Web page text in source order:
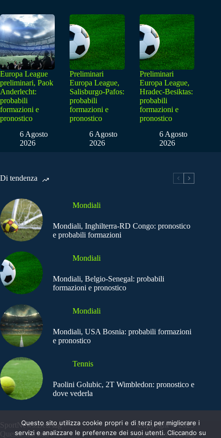
Europa League
preliminari, Paok
Anderlecht:
probabili
formazioni e
pronostico
6 Agosto
2026
Preliminari
Europa League,
Salisburgo-Pafos:
probabili
formazioni e
pronostico
6 Agosto
2026
Preliminari
Europa League,
Hradec-Besiktas:
probabili
formazioni e
pronostico
6 Agosto
2026
Di tendenza
Mondiali
Mondiali, Inghilterra-RD Congo: pronostico
e probabili formazioni
Mondiali
Mondiali, Belgio-Senegal: probabili
formazioni e pronostico
Mondiali
Mondiali, USA Bosnia: probabili formazioni
e pronostico
Tennis
Paolini Golubic, 2T Wimbledon: pronostico e
dove vederla
SportNews.BetFlag -
Questo sito non
Copyright © 2025
SportNews BetFlag
Questo sito utilizza cookie propri e di terzi per migliorare i
servizi e analizzare le preferenze dei suoi utenti. Cliccando su